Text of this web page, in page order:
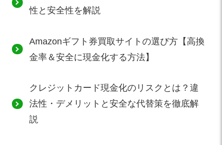
性と安全性を解説
Amazonギフト券買取サイトの選び方【高換
金率＆安全に現金化する方法】
クレジットカード現金化のリスクとは？違
法性・デメリットと安全な代替策を徹底解
説